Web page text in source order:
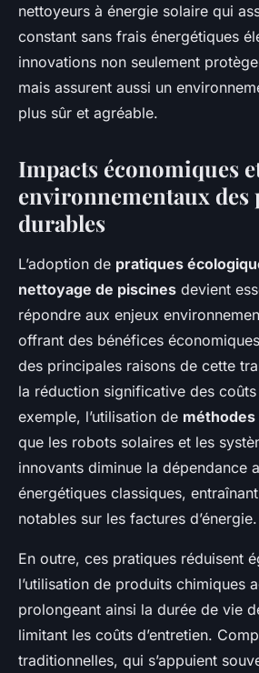
nettoyeurs à énergie solaire qui
constant sans frais énergétiques
innovations non seulement
mais assurent aussi un
plus sûr et agréable.
Impacts économiques
environnementaux des
durables
L’adoption de pratiques
nettoyage de piscines devient
répondre aux enjeux
offrant des bénéfices
des principales raisons de cette
la réduction significative des coûts
exemple, l’utilisation de
que les robots solaires et les
innovants diminue la dépendance
énergétiques classiques,
notables sur les factures d’énergie.
En outre, ces pratiques réduisent
l’utilisation de produits chimiques
prolongeant ainsi la durée de vie
limitant les coûts d’entretien.
traditionnelles, qui s’appuient